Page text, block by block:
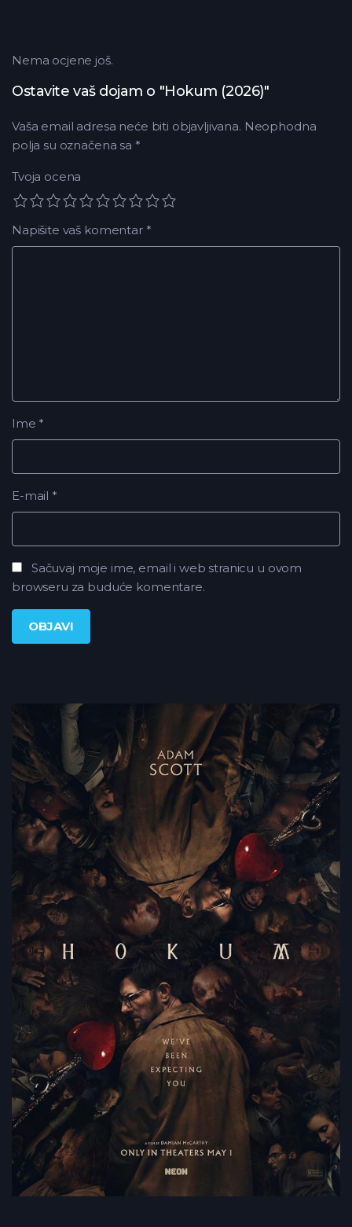
Ostavite vaš dojam o "Hokum (2026)"
Vaša email adresa neće biti objavljivana. Neophodna
polja su označena sa *
Tvoja ocena
Napišite vaš komentar *
Ime *
E-mail *
Sačuvaj moje ime, email i web stranicu u ovom
browseru za buduće komentare.
Nema ocjene još.